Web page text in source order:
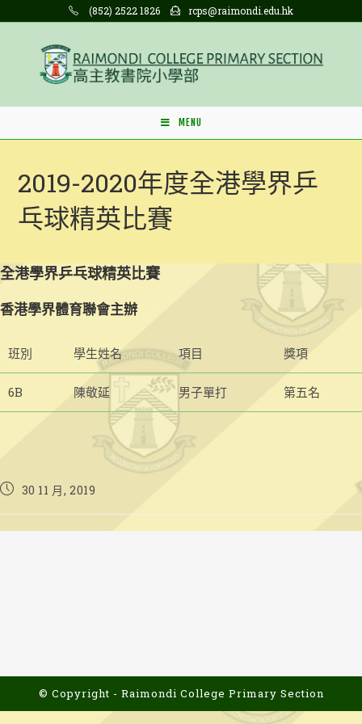
content
(852) 2522 1826 rcps@raimondi.edu.hk
MENU
2019-2020年度全港學界乒
乓球精英比賽
全港學界乒乓球精英比賽
香港學界體育聯會主辦
班別 學生姓名 項目 獎項
6B 陳敬延 男子單打 第五名
Post30 11 月, 2019
© Copyright - Raimondi College Primary Section